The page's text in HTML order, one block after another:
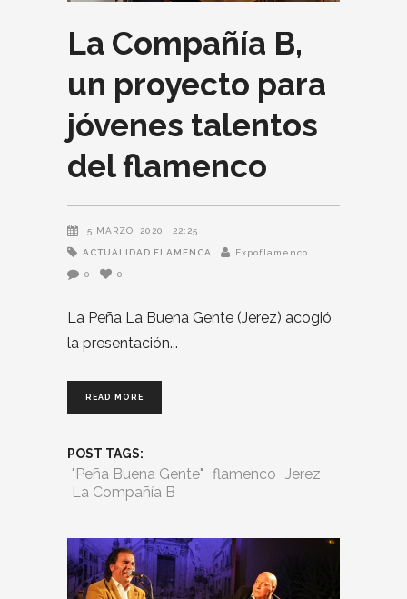
La Compañía B,
un proyecto para
jóvenes talentos
del flamenco
5 MARZO, 2020 22:25
ACTUALIDAD FLAMENCA Expoflamenco
0 0
La Peña La Buena Gente (Jerez) acogió
la presentación
READ MORE
POST TAGS:
"Peña Buena Gente" flamenco Jerez
La Compañía B